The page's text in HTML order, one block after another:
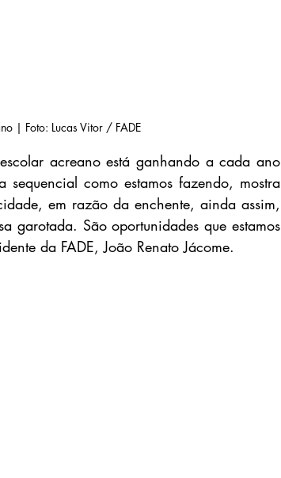
| Foto: Lucas Vitor / FADE
acreano está ganhando a cada ano
como estamos fazendo, mostra
em razão da enchente, ainda assim,
garotada. São oportunidades que estamos
da FADE, João Renato Jácome.